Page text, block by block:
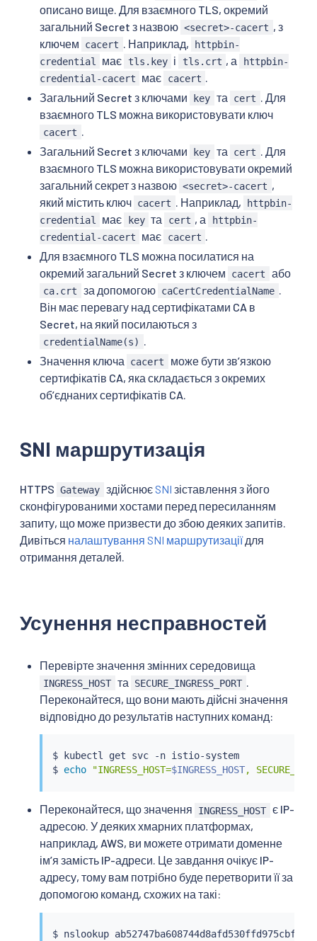
описано вище. Для взаємного TLS, окремий
загальний Secret з назвою <secret>-cacert , з
ключем
cacert . Наприклад,
httpbin-
credential
має tls.key і tls.crt , а
httpbin-
credential-cacert
має cacert
Загальний Secret з ключами
key та cert
. Для
взаємного TLS можна використовувати ключ
cacert
Загальний Secret з ключами
key та cert
. Для
взаємного TLS можна використовувати окремий
загальний секрет з назвою <secret>-cacert ,
який містить ключ cacert . Наприклад,
httpbin-
credential
має key та cert , а
httpbin-
credential-cacert
має cacert
Для взаємного TLS можна посилатися на
окремий загальний Secret з ключем
cacert або
ca.crt за допомогою caCertCredentialName
Він має перевагу над сертифікатами CA в
Secret, на який посилаються з
credentialName(s)
Значення ключа
cacert
може бути зв’язкою
сертифікатів CA, яка складається з окремих
об’єднаних сертифікатів CA.
SNI маршрутизація
HTTPS Gateway здійснює SNI зіставлення з його
сконфігурованими хостами перед пересиланням
запиту, що може призвести до збою деяких запитів.
Дивіться налаштування SNI маршрутизаціїдля
отримання деталей.
Усунення несправностей
Перевірте значення змінних середовища
INGRESS_HOST та SECURE_INGRESS_PORT
Переконайтеся, що вони мають дійсні значення
відповідно до результатів наступних команд:
$ kubectl get svc -n istio-system
$ echo "INGRESS_HOST=$INGRESS_HOST,
Переконайтеся, що значення INGRESS_HOST є IP-
адресою. У деяких хмарних платформах,
наприклад, AWS, ви можете отримати доменне
імʼя замість IP-адреси. Це завдання очікує IP-
адресу, тому вам потрібно буде перетворити її за
допомогою команд, схожих на такі:
$ nslookup ab52747ba608744d8afd530ffd975cbf-